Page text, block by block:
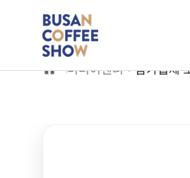
미디어센터 참가업체